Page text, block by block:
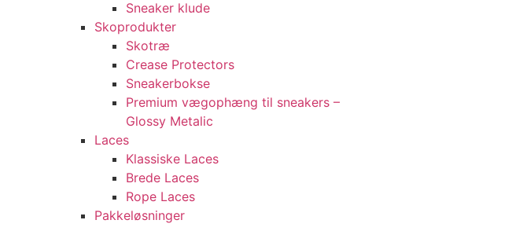
Sneaker klude
Skoprodukter
Skotræ
Crease Protectors
Sneakerbokse
Premium vægophæng til sneakers –
Glossy Metalic
Laces
Klassiske Laces
Brede Laces
Rope Laces
Pakkeløsninger